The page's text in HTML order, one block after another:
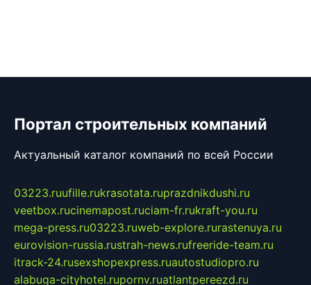
Портал строительных компаний
Актуальный каталог компаний по всей России
03223.ruufille.rukrasotata.ruprazdnikdushi.ru
veetbox.rucinemapost.ruciam-fr.rukraft-you.ru
mega-press.ru03223.ruweb-explore.rurastenuya.ru
eurovision-russia.rustrah-news.rufreeride-team.ru
itrack-24.rusexshopexpress.ruautostudiopro.ru
alabuga-cityhotel.rupornv.ruatlantpereezd.ru